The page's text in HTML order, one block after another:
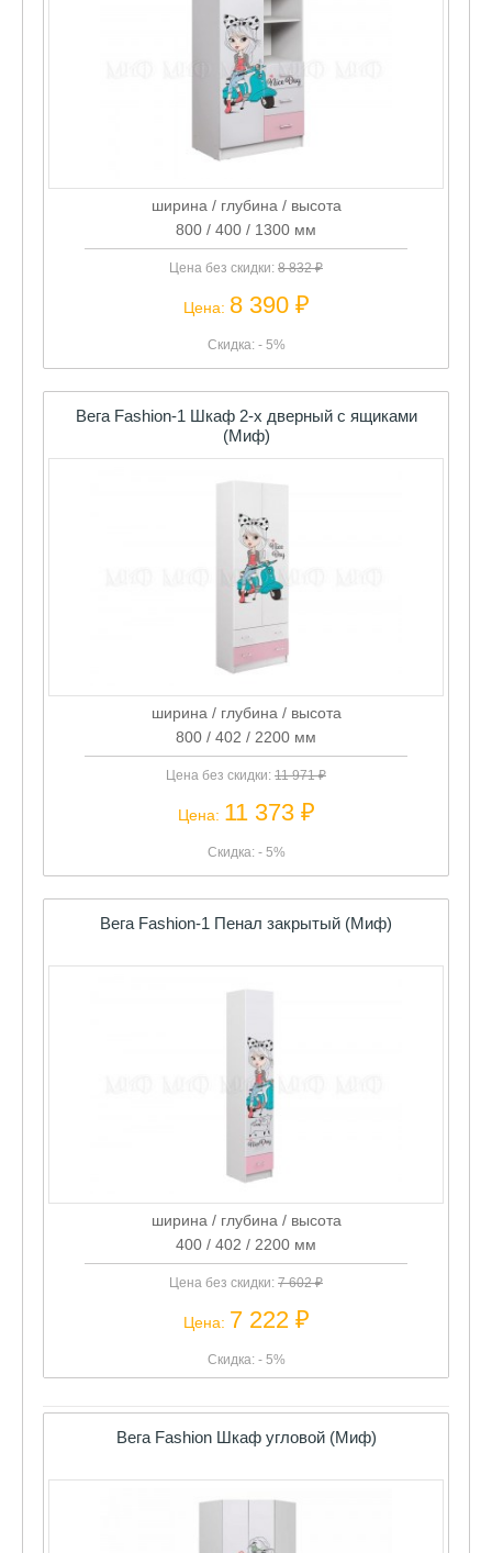
ширина / глубина / высота
800 / 400 / 1300 мм
Цена без скидки: 8 832 ₽
Цена: 8 390 ₽
Скидка: - 5%
Вега Fashion-1 Шкаф 2-х дверный с ящиками
(Миф)
ширина / глубина / высота
800 / 402 / 2200 мм
Цена без скидки: 11 971 ₽
Цена: 11 373 ₽
Скидка: - 5%
Вега Fashion-1 Пенал закрытый (Миф)
ширина / глубина / высота
400 / 402 / 2200 мм
Цена без скидки: 7 602 ₽
Цена: 7 222 ₽
Скидка: - 5%
Вега Fashion Шкаф угловой (Миф)